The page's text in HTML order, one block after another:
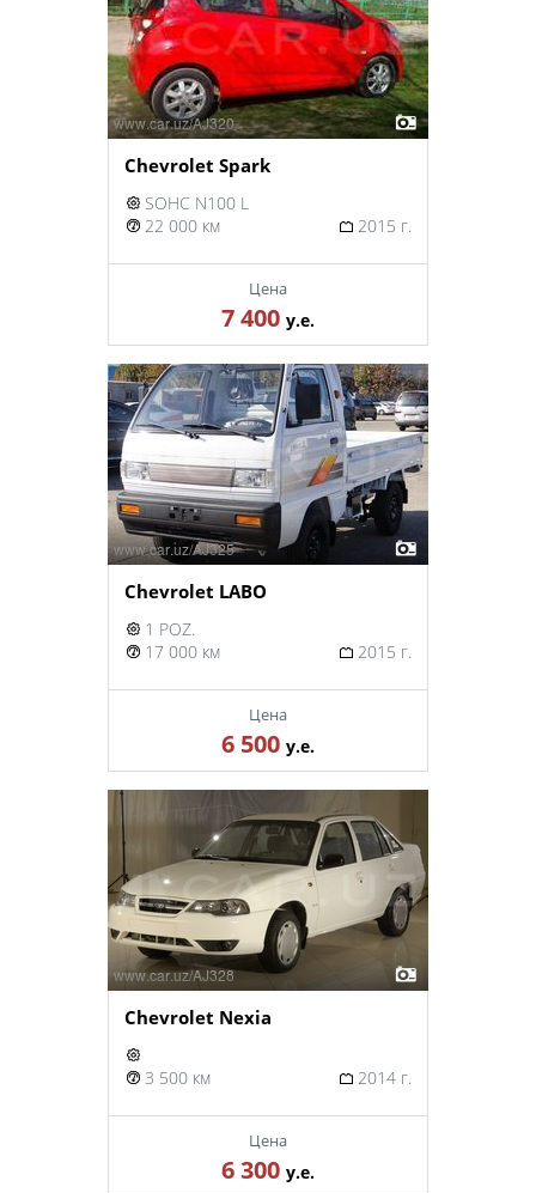
Chevrolet Spark
SOHC N100 L
22 000 км
2015 г.
Цена
7 400 у.е.
Chevrolet LABO
1 POZ.
17 000 км
2015 г.
Цена
6 500 у.е.
Chevrolet Nexia
3 500 км 2014 г.
Цена
6 300 у.е.